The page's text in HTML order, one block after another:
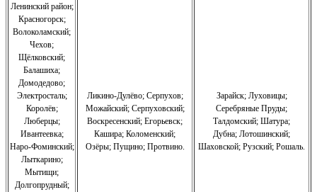
Ленинский район;
Красногорск;
Волоколамский;
Чехов;
Щёлковский;
Балашиха;
Домодедово;
Электросталь;
Королёв;
Люберцы;
Ивантеевка;
Наро-Фоминский;
Лыткарино;
Мытищи;
Долгопрудный;
Ликино-Дулёво;Серпухов;
Можайский;Серпуховский;
Воскресенский; Егорьевск;
Кашира; Коломенский;
Озёры;Пущино;Протвино.
Зарайск; Луховицы;
Серебряные Пруды;
Талдомский; Шатура;
Дубна; Лотошинский;
Шаховской; Рузский; Рошаль.